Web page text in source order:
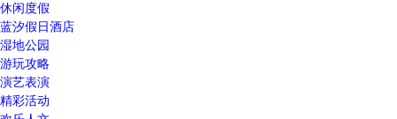
休闲度假
蓝汐假日酒店
湿地公园
游玩攻略
演艺表演
精彩活动